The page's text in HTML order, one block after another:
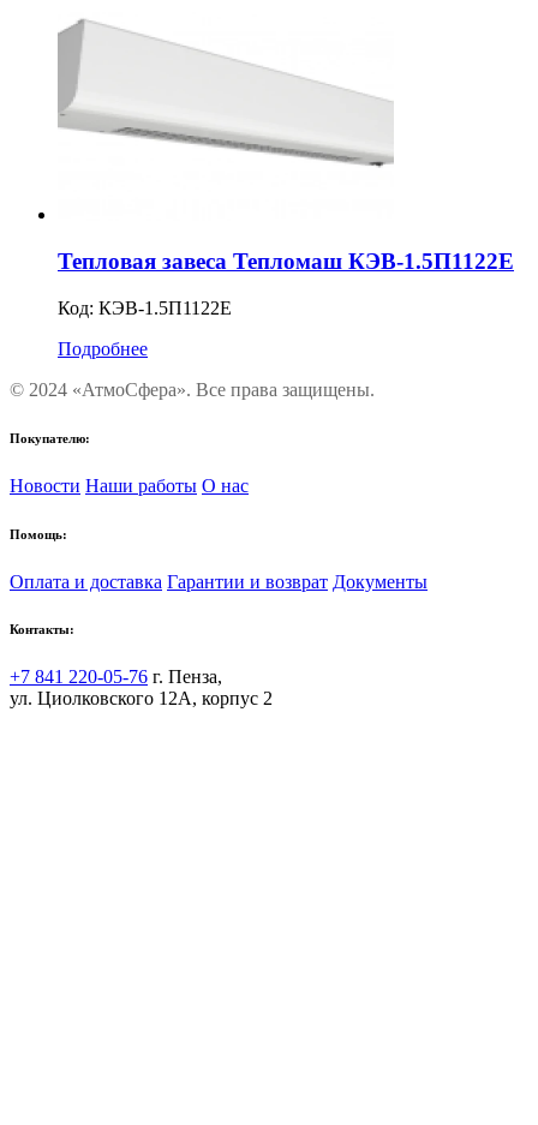
Тепловая завеса Тепломаш КЭВ-1.5П1122Е
Код: КЭВ-1.5П1122Е
Подробнее
© 2024 «АтмоСфера». Все права защищены.
Покупателю:
Новости Наши работы О нас
Помощь:
Оплата и доставка Гарантии и возврат Документы
Контакты:
+7 841 220-05-76 г. Пенза,
ул. Циолковского 12А, корпус 2